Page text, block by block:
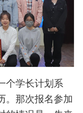
个学长计划系
。那次报名参加